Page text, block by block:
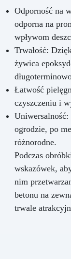
Odporność na
odporna na
wpływom
Trwałość:
żywica
Łatwość
czyszczeniu i
ogrodzie, po
różnorodne.
Podczas
wskazówek,
nim
betonu na
trwale